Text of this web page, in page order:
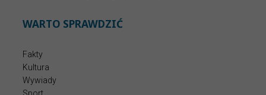
WARTO SPRAWDZIĆ
Fakty
Kultura
Wywiady